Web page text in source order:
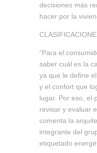
decisiones más
hacer por la
“Para el
saber cuál es la
ya que le define
y el confort que
lugar. Por eso, el
revisar y evaluar
comenta la
integrante del
etiquetado